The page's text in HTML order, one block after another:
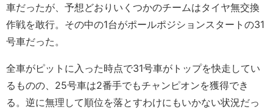
車だったが、予想どおりいくつかのチームはタイヤ無交換
作戦を敢行。その中の1台がポールポジションスタートの31
号車だった。
全車がピットに入った時点で31号車がトップを快走してい
るものの、25号車は2番手でもチャンピオンを獲得でき
る。逆に無理して順位を落とすわけにもいかない状況だっ